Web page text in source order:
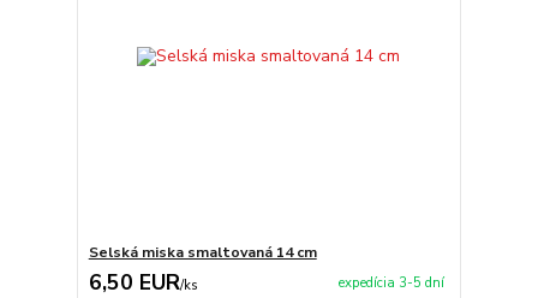
Selská miska smaltovaná 14 cm
6,50 EUR/ks expedícia 3-5 dní